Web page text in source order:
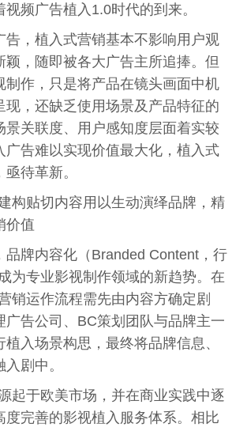
频广告植入1.0时代的到来。
，植入式营销基本不影响用户观
颖，随即被各大广告主所追捧。但
制作，只是将产品在镜头画面中机
现，还缺乏使用场景及产品特征的
景关联度、用户感知度层面着实较
广告难以实现价值最大化，植入式
待革新。
贴切内容用以生动演绎品牌，精
价值
牌内容化（Branded Content，行
为专业影视制作领域的新趋势。在
销运作流程需先由内容方确定剧
广告公司、BC策划团队与品牌主一
入场景构思，最终将品牌信息、
剧中。
于欧美市场，并在商业实践中逐
度完善的影视植入服务体系。相比